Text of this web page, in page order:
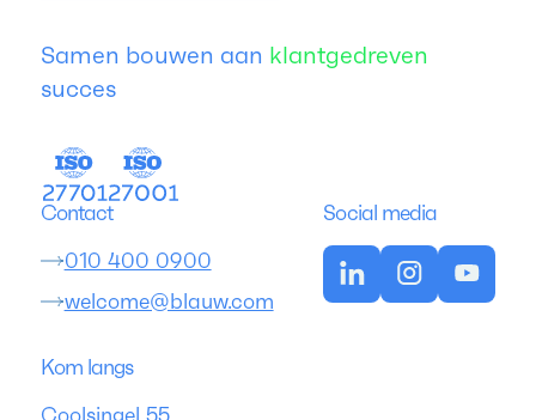
Samen bouwen aan klantgedreven
succes
Contact
010 400 0900
welcome@blauw.com
Kom langs
Coolsingel 55
Social media